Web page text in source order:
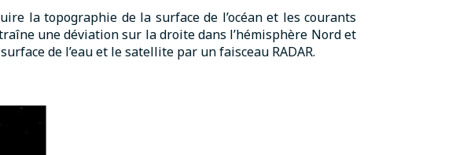
la topographie de la surface de l’océan et les courants
une déviation sur la droite dans l’hémisphère Nord et
de l’eau et le satellite par un faisceau RADAR.